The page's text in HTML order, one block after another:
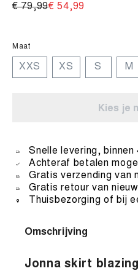
€ 79,99‌€ 54,99‌
Maat
XXS XS S M
Kies je
Snelle levering, binnen
Achteraf betalen
Gratis verzending van
Gratis retour van
Thuisbezorging of bij
Omschrijving
Jonna skirt